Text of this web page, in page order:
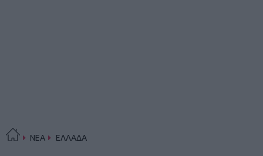
ΝΕΑ ΕΛΛΑΔΑ